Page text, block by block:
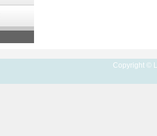
Copyright ©